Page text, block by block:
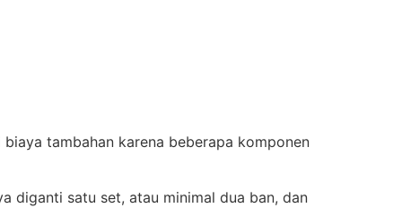
tambahan karena beberapa komponen
diganti satu set, atau minimal dua ban, dan